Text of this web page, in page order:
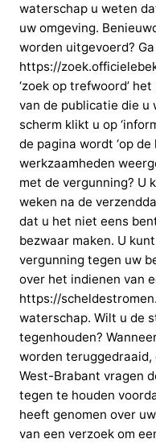
waterschap u weten
uw omgeving.
worden uitgevoerd?
https://
‘zoek op trefwoord’
van de publicatie die u
scherm klikt u op
de pagina wordt ‘op
werkzaamheden
met de vergunning? U
weken na de
dat u het niet eens
bezwaar maken. U
vergunning tegen uw
over het indienen van
https://
waterschap. Wilt u de
tegenhouden?
worden teruggedraaid,
West-Brabant vragen
tegen te houden
heeft genomen over
van een verzoek om